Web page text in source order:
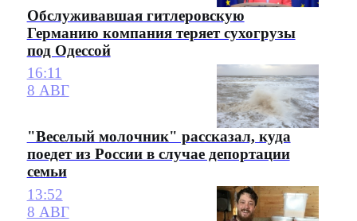
Обслуживавшая гитлеровскую
Германию компания теряет сухогрузы
под Одессой
16:11
8 АВГ
"Веселый молочник" рассказал, куда
поедет из России в случае депортации
семьи
13:52
8 АВГ